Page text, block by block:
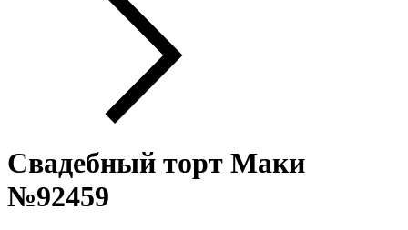
Свадебный торт Маки
№92459